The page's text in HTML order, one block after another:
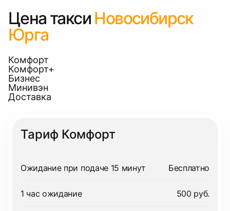
Цена такси Новосибирск
Юрга
Комфорт
Комфорт+
Бизнес
Минивэн
Доставка
Тариф Комфорт
Ожидание при подаче 15 минут Бесплатно
1 час ожидание 500 руб.